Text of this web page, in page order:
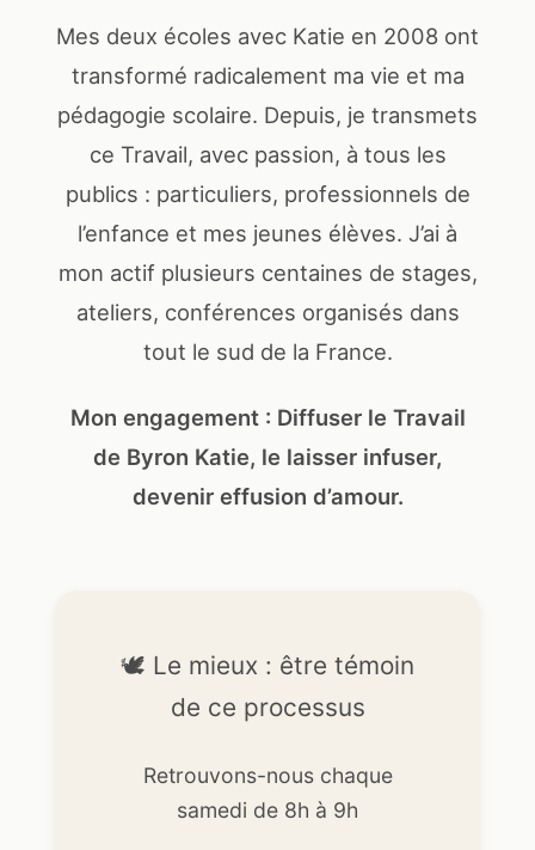
Mes deux écoles avec Katie en 2008 ont
transformé radicalement ma vie et ma
pédagogie scolaire. Depuis, je transmets
ce Travail, avec passion, à tous les
publics : particuliers, professionnels de
l’enfance et mes jeunes élèves. J’ai à
mon actif plusieurs centaines de stages,
ateliers, conférences organisés dans
tout le sud de la France.
Mon engagement : Diffuser le Travail
de Byron Katie, le laisser infuser,
devenir effusion d’amour.
🕊️ Le mieux : être témoin
de ce processus
Retrouvons-nous chaque
samedi de 8h à 9h